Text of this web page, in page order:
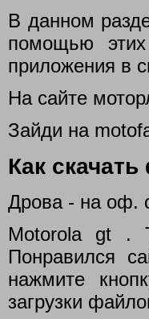
В данном
помощью
приложения в
На сайте
Зайди на
Как
Дрова - на оф.
Motorola gt .
Понравился
нажмите
загрузки